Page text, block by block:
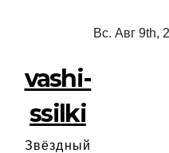
Вс. Авг 9th,
vashi-
ssilki
Звёздный